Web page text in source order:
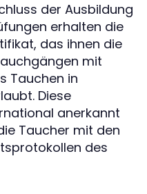
der Ausbildung
erhalten die
das ihnen die
mit
Tauchen in
Diese
anerkannt
Taucher mit den
des